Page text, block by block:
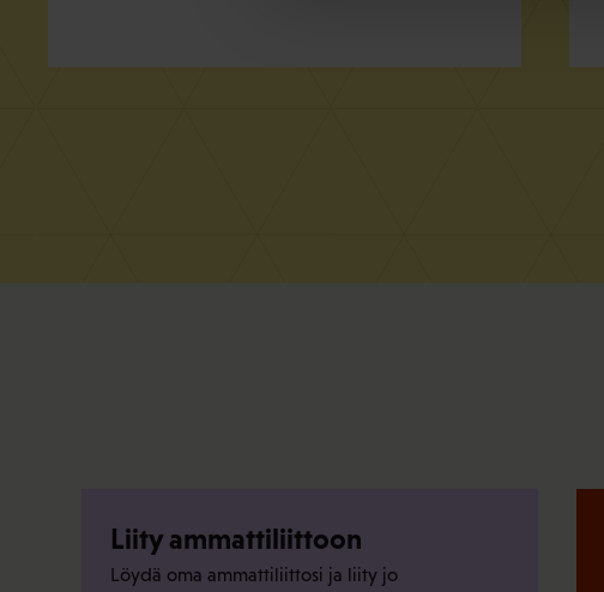
Liity ammattiliittoon
Löydä oma ammattiliittosi ja liity jo